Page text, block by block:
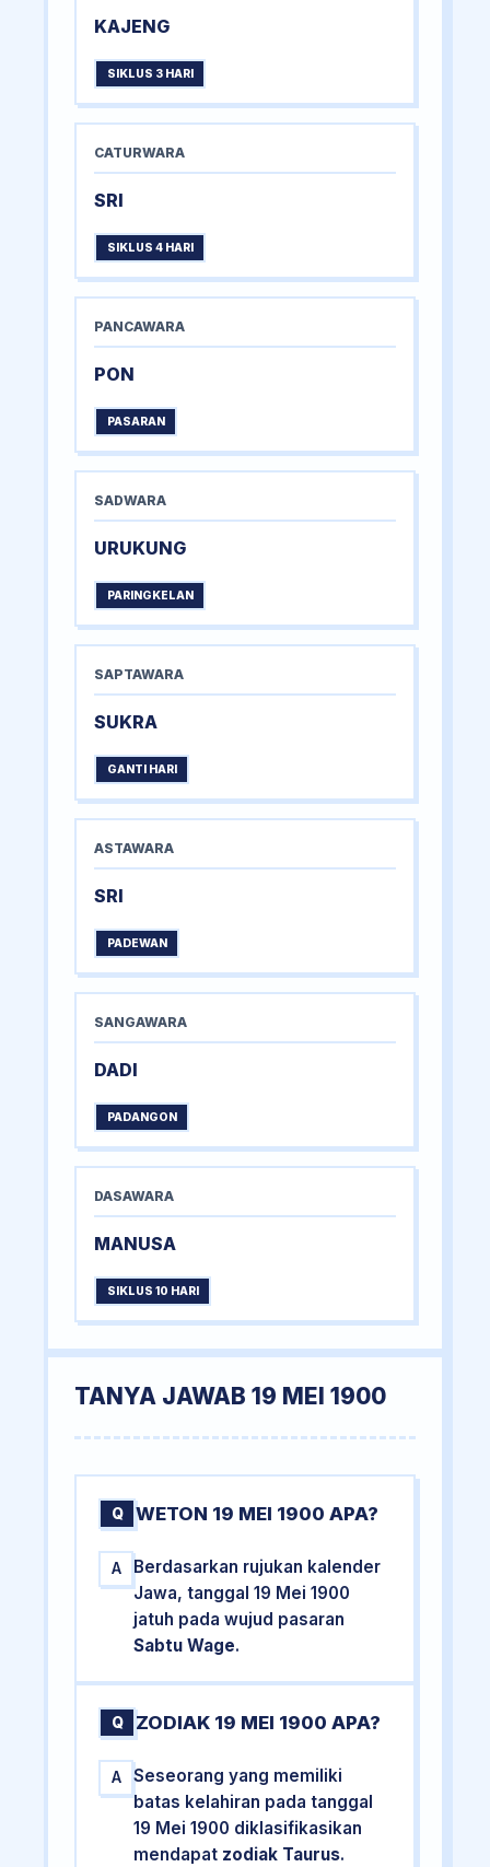
KAJENG
SIKLUS 3 HARI
CATURWARA
SRI
SIKLUS 4 HARI
PANCAWARA
PON
PASARAN
SADWARA
URUKUNG
PARINGKELAN
SAPTAWARA
SUKRA
GANTI HARI
ASTAWARA
SRI
PADEWAN
SANGAWARA
DADI
PADANGON
DASAWARA
MANUSA
SIKLUS 10 HARI
TANYA JAWAB 19 MEI 1900
Q WETON 19 MEI 1900 APA?
A
Berdasarkan rujukan kalender
Jawa, tanggal 19 Mei 1900
jatuh pada wujud pasaran
Sabtu Wage.
Q ZODIAK 19 MEI 1900 APA?
A
Seseorang yang memiliki
batas kelahiran pada tanggal
19 Mei 1900 diklasifikasikan
mendapat zodiak Taurus.